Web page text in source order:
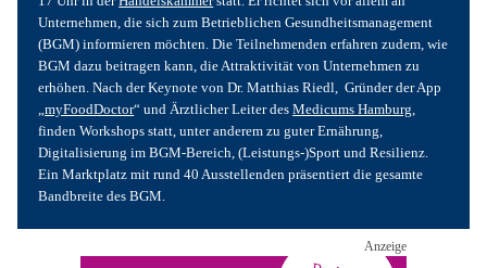
Unternehmen, die sich zum Betrieblichen Gesundheitsmanagement
(BGM) informieren möchten. Die Teilnehmenden erfahren zudem, wie
BGM dazu beitragen kann, die Attraktivität von Unternehmen zu
erhöhen. Nach der Keynote von Dr. Matthias Riedl,  Gründer der App
„myFoodDoctor“ und Ärztlicher Leiter des Medicums Hamburg,
finden Workshops statt, unter anderem zu guter Ernährung,
Digitalisierung im BGM-Bereich, (Leistungs-)Sport und Resilienz.
Ein Marktplatz mit rund 40 Ausstellenden präsentiert die gesamte
Bandbreite des BGM.